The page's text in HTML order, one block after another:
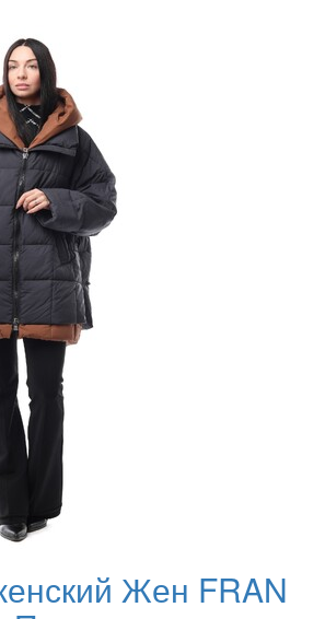
Жен FRAN